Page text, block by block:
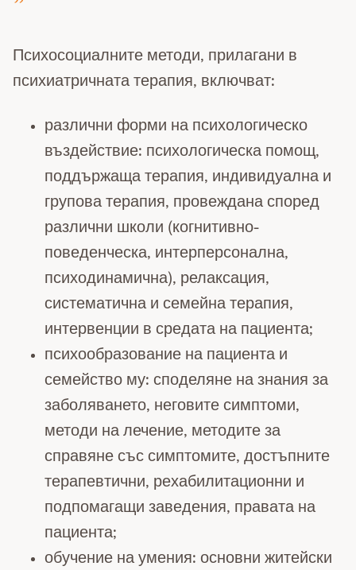
Психосоциалните методи, прилагани в
психиатричната терапия, включват:
различни форми на психологическо
въздействие: психологическа помощ,
поддържаща терапия, индивидуална и
групова терапия, провеждана според
различни школи (когнитивно-
поведенческа, интерперсонална,
психодинамична), релаксация,
систематична и семейна терапия,
интервенции в средата на пациента;
психообразование на пациента и
семейство му: споделяне на знания за
заболяването, неговите симптоми,
методи на лечение, методите за
справяне със симптомите, достъпните
терапевтични, рехабилитационни и
подпомагащи заведения, правата на
пациента;
обучение на умения: основни житейски